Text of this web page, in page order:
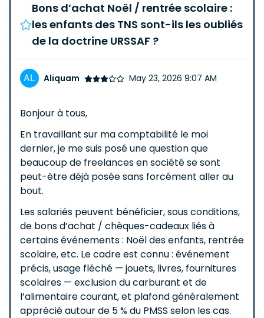
Bons d’achat Noël / rentrée scolaire :
les enfants des TNS sont-ils les oubliés
de la doctrine URSSAF ?
Aliquam May 23, 2026 9:07 AM
Bonjour à tous,
En travaillant sur ma comptabilité le moi
dernier, je me suis posé une question que
beaucoup de freelances en société se sont
peut-être déjà posée sans forcément aller au
bout.
Les salariés peuvent bénéficier, sous conditions,
de bons d’achat / chèques-cadeaux liés à
certains événements : Noël des enfants, rentrée
scolaire, etc. Le cadre est connu : événement
précis, usage fléché — jouets, livres, fournitures
scolaires — exclusion du carburant et de
l’alimentaire courant, et plafond généralement
apprécié autour de 5 % du PMSS selon les cas.